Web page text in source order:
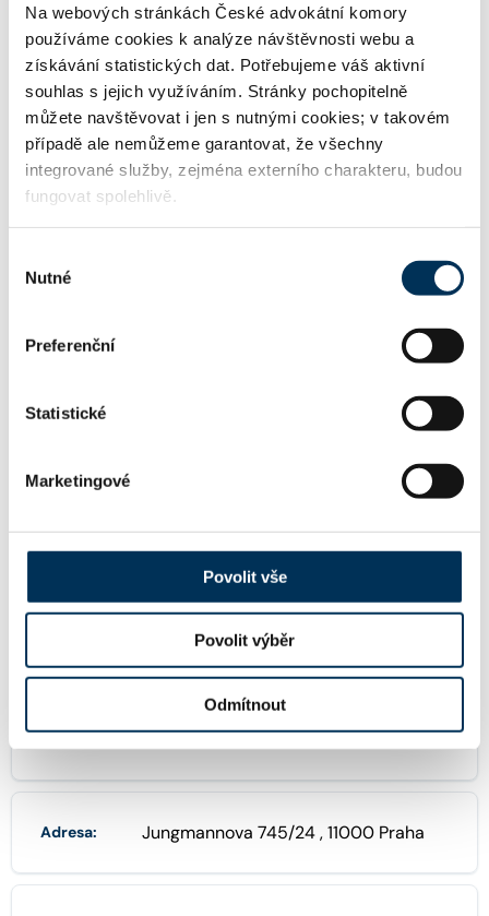
Na webových stránkách České advokátní komory
používáme cookies k analýze návštěvnosti webu a
získávání statistických dat. Potřebujeme váš aktivní
souhlas s jejich využíváním. Stránky pochopitelně
můžete navštěvovat i jen s nutnými cookies; v takovém
případě ale nemůžeme garantovat, že všechny
integrované služby, zejména externího charakteru, budou
fungovat spolehlivě.
souhlasu
Nutné
Preferenční
Statistické
Marketingové
Povolit vše
Povolit výběr
Odmítnout
17 obchodní společnosti, družstva
TRVALE SPOLUPRACUJE S FIRMOU
Kocián Šolc Balaštík, advokátní kancelář, s.r.o.
Telefon:
Mgr. Jakub Porod, advokát
IČO: 06451829
Adresa: Jungmannova 745/24 , 11000 Praha